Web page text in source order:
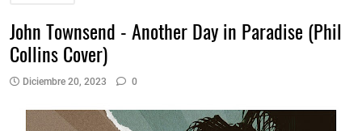
John Townsend - Another Day in Paradise (Phil
Collins Cover)
Diciembre 20, 2023 0